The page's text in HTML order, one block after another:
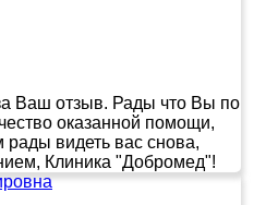
Ваш отзыв. Рады что Вы по
оказанной помощи,
видеть вас снова,
Клиника "Добромед"!